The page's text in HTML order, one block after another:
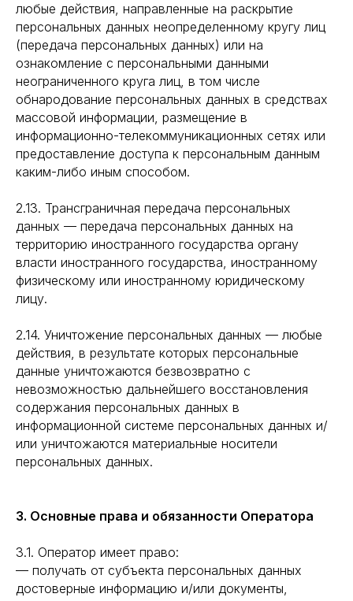
любые действия, направленные на раскрытие
персональных данных неопределенному кругу лиц
(передача персональных данных) или на
ознакомление с персональными данными
неограниченного круга лиц, в том числе
обнародование персональных данных в средствах
массовой информации, размещение в
информационно-телекоммуникационных сетях или
предоставление доступа к персональным данным
каким-либо иным способом.
2.13. Трансграничная передача персональных
данных — передача персональных данных на
территорию иностранного государства органу
власти иностранного государства, иностранному
физическому или иностранному юридическому
лицу.
2.14. Уничтожение персональных данных — любые
действия, в результате которых персональные
данные уничтожаются безвозвратно с
невозможностью дальнейшего восстановления
содержания персональных данных в
информационной системе персональных данных и/
или уничтожаются материальные носители
персональных данных.
3. Основные права и обязанности Оператора
3.1. Оператор имеет право:
— получать от субъекта персональных данных
достоверные информацию и/или документы,